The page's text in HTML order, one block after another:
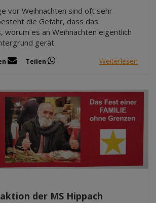
vor Weihnachten sind oft sehr
die Gefahr, dass das
worum es an Weihnachten eigentlich
gerät.
Teilen Weiterlesen
der MS Hippach